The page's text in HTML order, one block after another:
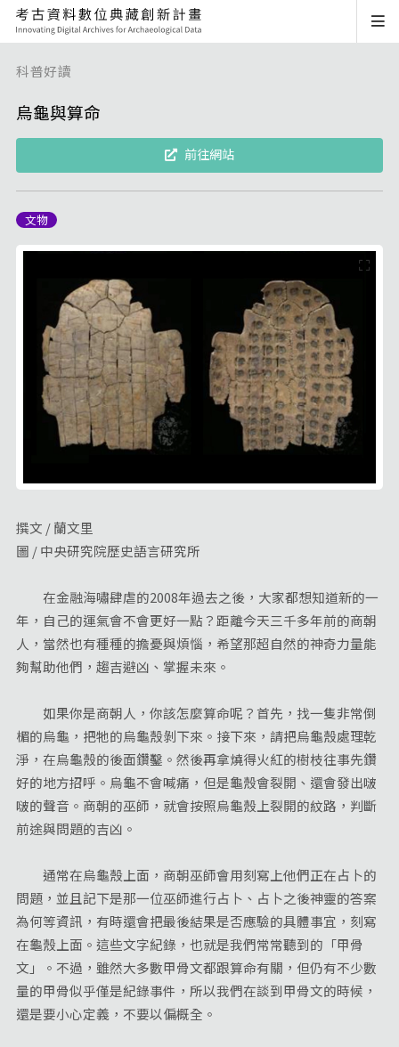
科普好讀
烏龜與算命
前往網站
文物
撰文 / 蘭文里
圖 / 中央研究院歷史語言研究所
在金融海嘯肆虐的2008年過去之後，大家都想知道新的一
年，自己的運氣會不會更好一點？距離今天三千多年前的商朝
人，當然也有種種的擔憂與煩惱，希望那超自然的神奇力量能
夠幫助他們，趨吉避凶、掌握未來。
如果你是商朝人，你該怎麼算命呢？首先，找一隻非常倒
楣的烏龜，把牠的烏龜殼剝下來。接下來，請把烏龜殼處理乾
淨，在烏龜殼的後面鑽鑿。然後再拿燒得火紅的樹枝往事先鑽
好的地方招呼。烏龜不會喊痛，但是龜殼會裂開、還會發出啵
啵的聲音。商朝的巫師，就會按照烏龜殼上裂開的紋路，判斷
前途與問題的吉凶。
通常在烏龜殼上面，商朝巫師會用刻寫上他們正在占卜的
問題，並且記下是那一位巫師進行占卜、占卜之後神靈的答案
為何等資訊，有時還會把最後結果是否應驗的具體事宜，刻寫
在龜殼上面。這些文字紀錄，也就是我們常常聽到的「甲骨
文」。不過，雖然大多數甲骨文都跟算命有關，但仍有不少數
量的甲骨似乎僅是紀錄事件，所以我們在談到甲骨文的時候，
還是要小心定義，不要以偏概全。